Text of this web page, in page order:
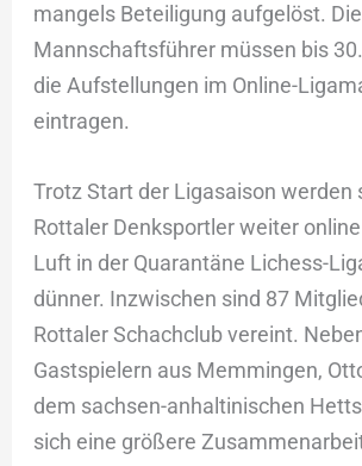
mangels Beteiligung aufgelöst. Die
Mannschaftsführer müssen bis
die Aufstellungen im Online-
eintragen.
Trotz Start der Ligasaison werden
Rottaler Denksportler weiter
Luft in der Quarantäne Lichess-
dünner. Inzwischen sind 87
Rottaler Schachclub vereint.
Gastspielern aus Memmingen,
dem sachsen-anhaltinischen
sich eine größere